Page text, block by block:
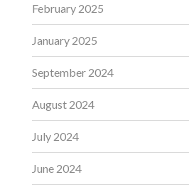
February 2025
January 2025
September 2024
August 2024
July 2024
June 2024